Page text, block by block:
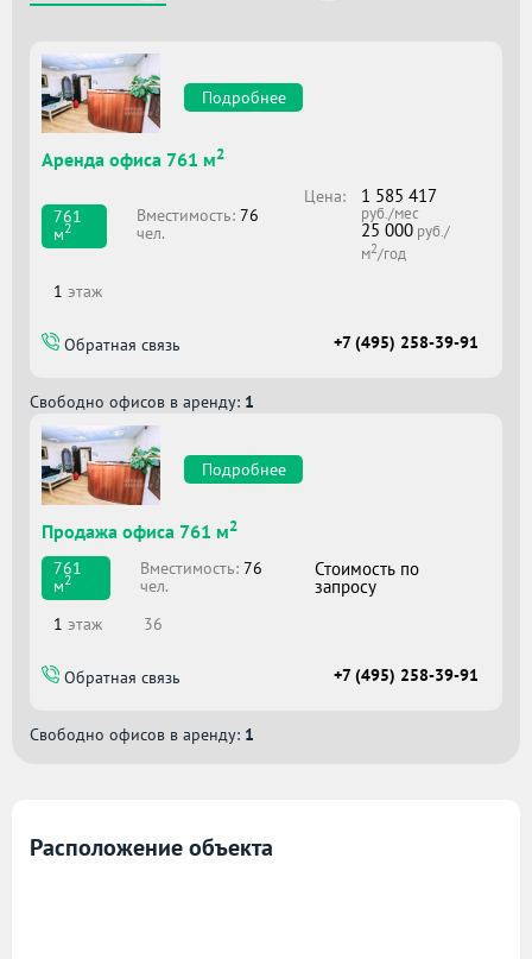
Подробнее
Аренда офиса 761 м2
761
м2
Вместимоcть:76
чел.
Цена: 1 585 417
руб./мес
25 000руб./
м2/год
1 этаж
Обратная связь +7 (495) 258-39-91
Свободно офисов в аренду: 1
Подробнее
Продажа офиса 761 м2
761
м2
Вместимоcть: 76
чел.
Стоимость по
запросу
1 этаж 36
Обратная связь +7 (495) 258-39-91
Свободно офисов в аренду: 1
Расположение объекта